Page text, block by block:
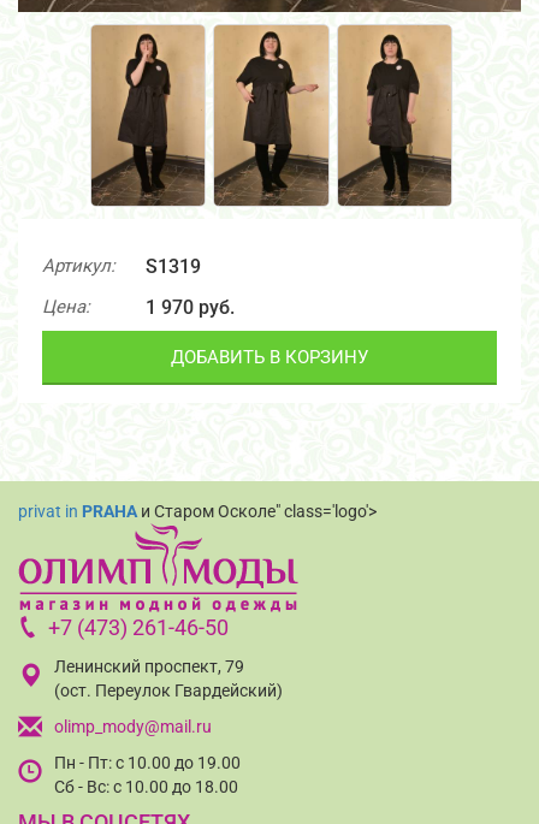
Артикул: S1319
Цена: 1 970 руб.
ДОБАВИТЬ В КОРЗИНУ
privat in PRAHA и Старом Осколе" class='logo'>
+7 (473) 261-46-50
Ленинский проспект, 79
(ост. Переулок Гвардейский)
olimp_mody@mail.ru
Пн - Пт: с 10.00 до 19.00
Сб - Вс: с 10.00 до 18.00